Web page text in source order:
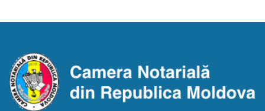
2001021403999. Eliberarea certificatului de
09.11.2026. În conformitate cu prevederile […]